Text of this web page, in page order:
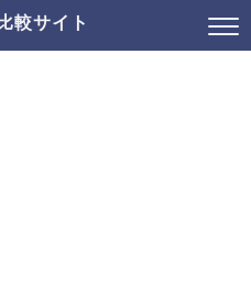
較サイト